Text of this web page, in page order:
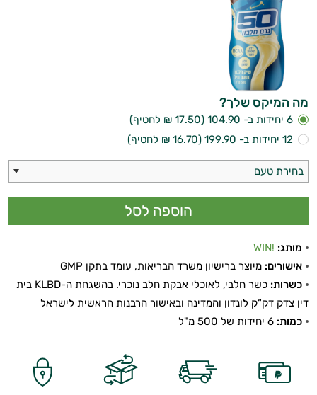
מה המיקס שלך?
6 יחידות ב- 104.90 (17.50 ₪ לחטיף)
12 יחידות ב- 199.90 (16.70 ₪ לחטיף)
בחירת טעם
מותג: !WIN
אישורים: מיוצר ברישיון משרד הבריאות, עומד בתקן GMP
כשרות:
כשר חלבי, לאוכלי אבקת חלב נוכרי. בהשגחת ה-KLBD בית
דין צדק דק“ק לונדון והמדינה ובאישור הרבנות הראשית לישראל
כמות: